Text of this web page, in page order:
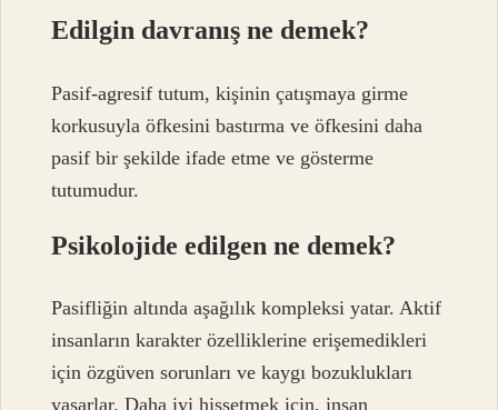
Edilgin davranış ne demek?
Pasif-agresif tutum, kişinin çatışmaya girme
korkusuyla öfkesini bastırma ve öfkesini daha
pasif bir şekilde ifade etme ve gösterme
tutumudur.
Psikolojide edilgen ne demek?
Pasifliğin altında aşağılık kompleksi yatar. Aktif
insanların karakter özelliklerine erişemedikleri
için özgüven sorunları ve kaygı bozuklukları
yaşarlar. Daha iyi hissetmek için, insan